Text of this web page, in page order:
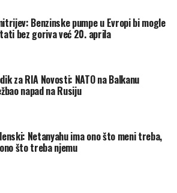
NATO neće dopustiti nikakav napad
i “Kadirovci”
Čečenije od 2007. godine i jedan
Putina. Tokom godina izgradio
aparat i specijalne jedinice poznate
su poslane u rat u Ukrajini. Kadirov
retorici i isticanju potpune odanosti
Benzinske pumpe u Evropi bi mogle
bez goriva već 20. aprila
za RIA Novosti: NATO na Balkanu
napad na Rusiju
Netanyahu ima ono što meni treba,
što treba njemu